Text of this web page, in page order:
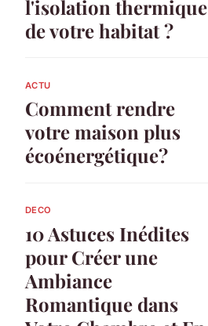
l'isolation thermique
de votre habitat ?
ACTU
Comment rendre
votre maison plus
écoénergétique?
DECO
10 Astuces Inédites
pour Créer une
Ambiance
Romantique dans